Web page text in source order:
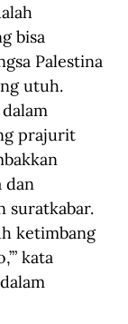
bisa
Palestina
utuh.
dalam
prajurit
dan
suratkabar.
ketimbang
kata